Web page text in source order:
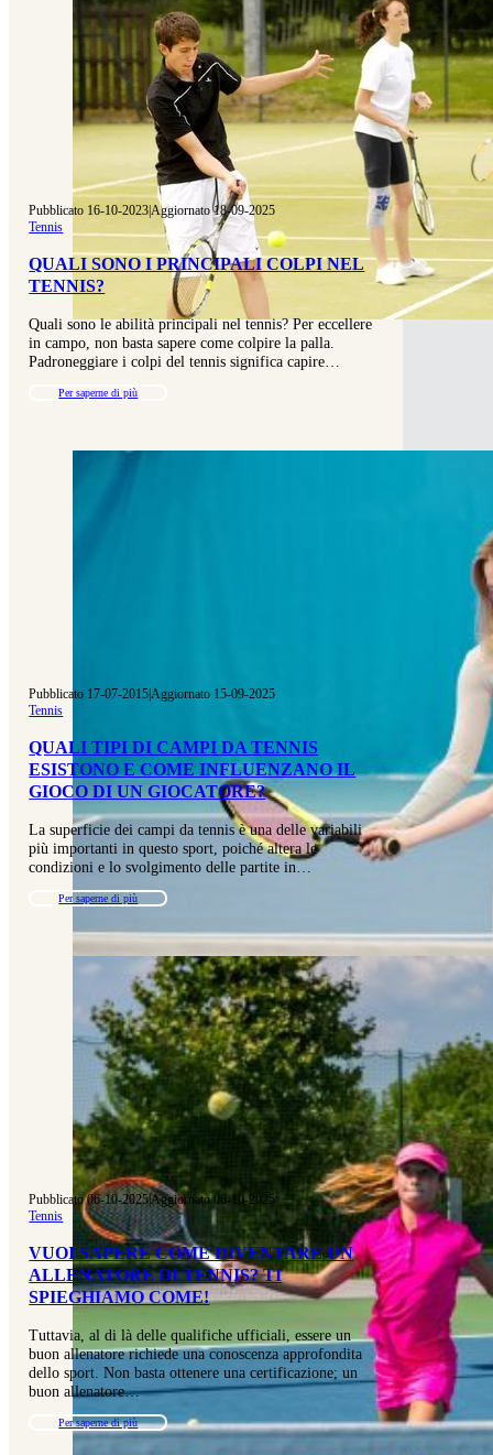
Pubblicato 16-10-2023|Aggiornato 18-09-2025
Tennis
QUALI SONO I PRINCIPALI COLPI NEL
TENNIS?
Quali sono le abilità principali nel tennis? Per eccellere
in campo, non basta sapere come colpire la palla.
Padroneggiare i colpi del tennis significa capire…
Per saperne di più
Pubblicato 17-07-2015|Aggiornato 15-09-2025
Tennis
QUALI TIPI DI CAMPI DA TENNIS
ESISTONO E COME INFLUENZANO IL
GIOCO DI UN GIOCATORE?
La superficie dei campi da tennis è una delle variabili
più importanti in questo sport, poiché altera le
condizioni e lo svolgimento delle partite in…
Per saperne di più
Pubblicato 06-10-2025|Aggiornato 06-10-2025
Tennis
VUOI SAPERE COME DIVENTARE UN
ALLENATORE DI TENNIS? TI
SPIEGHIAMO COME!
Tuttavia, al di là delle qualifiche ufficiali, essere un
buon allenatore richiede una conoscenza approfondita
dello sport. Non basta ottenere una certificazione; un
buon allenatore…
Per saperne di più